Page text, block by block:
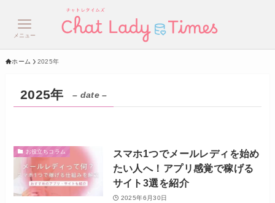
メニュー
ホーム 2025年
2025年 – date –
お役立ちコラム
スマホ1つでメールレディを始め
たい人へ！アプリ感覚で稼げる
サイト3選を紹介
2025年6月30日